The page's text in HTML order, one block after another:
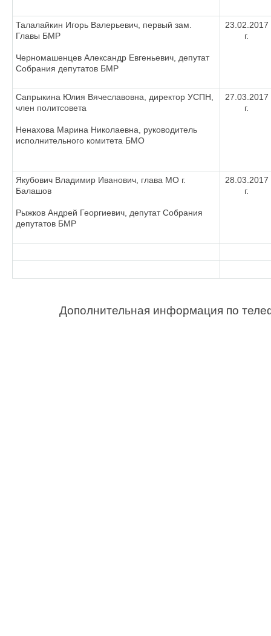
Талалайкин Игорь Валерьевич, первый зам.
Главы БМР
Черномашенцев Александр Евгеньевич, депутат
Собрания депутатов БМР
23.02.2017
г.
Сапрыкина Юлия Вячеславовна, директор УСПН,
член политсовета
Ненахова Марина Николаевна, руководитель
исполнительного комитета БМО
27.03.2017
г.
Якубович Владимир Иванович, глава МО г.
Балашов
Рыжков Андрей Георгиевич, депутат Собрания
депутатов БМР
28.03.2017
г.
Дополнительная информация по